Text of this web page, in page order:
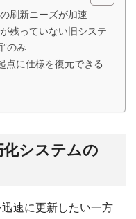
刷新ニーズが加速
残っていない旧システ
のみ
点に仕様を復元できる
システムの
速に更新したい一方